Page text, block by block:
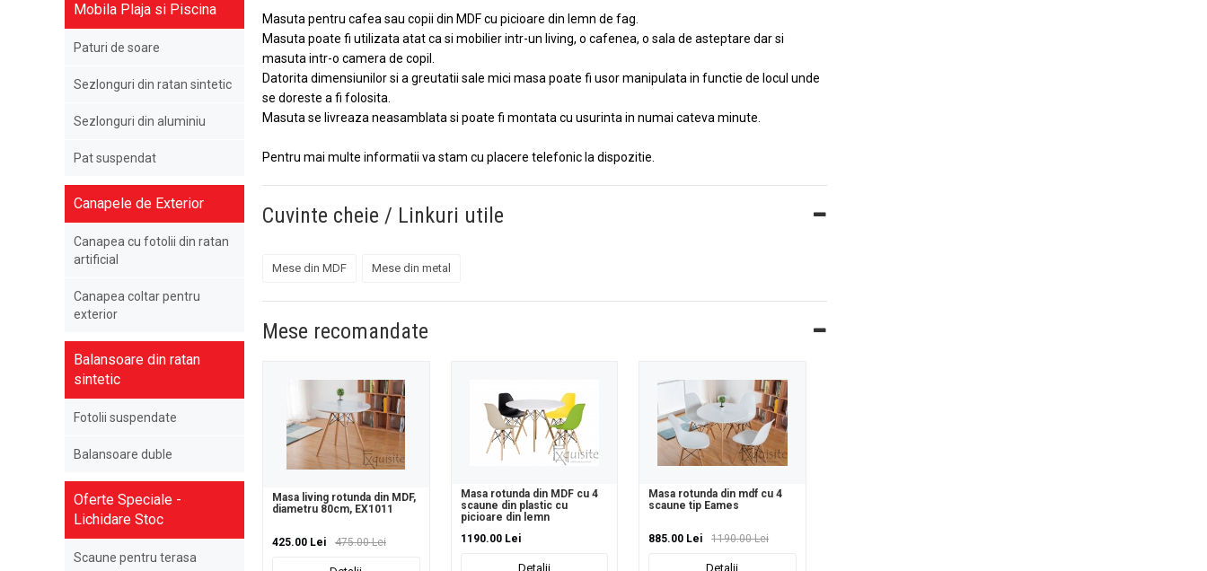
Mobila Plaja si Piscina
Paturi de soare
Sezlonguri din ratan sintetic
Sezlonguri din aluminiu
Pat suspendat
Canapele de Exterior
Canapea cu fotolii din ratan
artificial
Canapea coltar pentru
exterior
Balansoare din ratan
sintetic
Fotolii suspendate
Balansoare duble
Oferte Speciale -
Lichidare Stoc
Scaune pentru terasa
Masuta pentru cafea sau copii din MDF cu picioare din lemn de fag.
Masuta poate fi utilizata atat ca si mobilier intr-un living, o cafenea, o sala de asteptare dar si
masuta intr-o camera de copil.
Datorita dimensiunilor si a greutatii sale mici masa poate fi usor manipulata in functie de locul unde
se doreste a fi folosita.
Masuta se livreaza neasamblata si poate fi montata cu usurinta in numai cateva minute.
Pentru mai multe informatii va stam cu placere telefonic la dispozitie.
Cuvinte cheie / Linkuri utile
Mese din MDF Mese din metal
Mese recomandate
Masa living rotunda din MDF,
diametru 80cm, EX1011
425.00 Lei 475.00 Lei
Masa rotunda din MDF cu 4
scaune din plastic cu
picioare din lemn
1190.00 Lei
Detalii
Masa rotunda din mdf cu 4
scaune tip Eames
885.00 Lei 1190.00 Lei
Detalii